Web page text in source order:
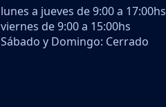
lunes a jueves de 9:00 a 17:00hs
viernes de 9:00 a 15:00hs
Sábado y Domingo: Cerrado